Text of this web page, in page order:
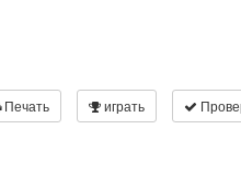
Печать играть